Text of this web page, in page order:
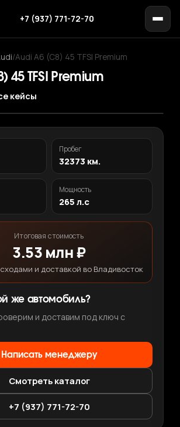
+7 (937) 771-72-70
/Audi A6 (C8) 45 TFSI Premium
45 TFSI Premium
кейсы
›
1/ 11
Пробег
32373 км.
Мощность
265 л.с
Итоговая стоимость
3.53 млн ₽
и доставкой во Владивосток
же автомобиль?
и доставим под ключ с
Написать менеджеру
Смотреть каталог
+7 (937) 771-72-70